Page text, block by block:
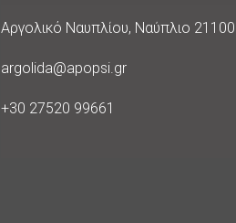
Διεύθυνση
Αργολικό Ναυπλίου, Ναύπλιο 21100
E-
argolida@apopsi.gr
Phone
+30 27520 99661